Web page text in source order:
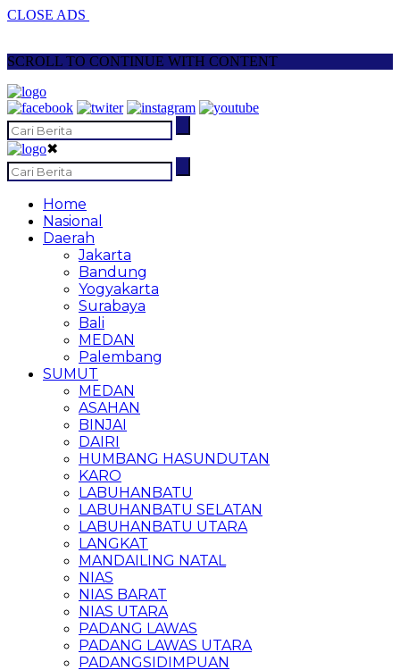
CLOSE ADS
SCROLL TO CONTINUE WITH CONTENT
✖
Home
Nasional
Daerah
Jakarta
Bandung
Yogyakarta
Surabaya
Bali
MEDAN
Palembang
SUMUT
MEDAN
ASAHAN
BINJAI
DAIRI
HUMBANG HASUNDUTAN
KARO
LABUHANBATU
LABUHANBATU SELATAN
LABUHANBATU UTARA
LANGKAT
MANDAILING NATAL
NIAS
NIAS BARAT
NIAS UTARA
PADANG LAWAS
PADANG LAWAS UTARA
PADANGSIDIMPUAN